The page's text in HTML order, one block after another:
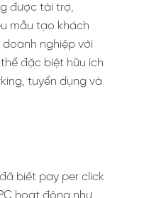
được tài trợ,
mẫu tạo khách
nghiệp với
đặc biệt hữu ích
tuyển dụng và
biết pay per click
hoạt động như